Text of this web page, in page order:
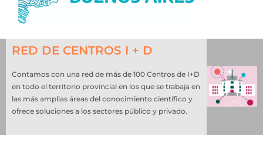
RED DE CENTROS I + D
Contamos con una red de más de 100 Centros de I+D
en todo el territorio provincial en los que se trabaja en
las más amplias áreas del conocimiento científico y
ofrece soluciones a los sectores público y privado.